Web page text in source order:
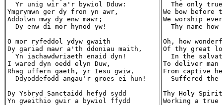
  Yr unig wir a'r bywiol Dduw:
Ymgrymwn ger dy fron yn awr,
Addolwn mwy dy enw mawr;
  Dy enw di mor hynod yw!
O mor ryfeddol ydyw gwaith
Dy gariad mawr a'th ddoniau maith,
  Yn iachawdwriaeth enaid dyn!
I wared dyn oedd elyn Duw,
Rhag uffern gaeth, yr Iesu gwiw,
  Ddyoddefodd angau'r groes ei hun!
Dy Ysbryd Sanctaidd hefyd sydd
Yn gweithio gwir a bywiol ffydd
The only
We bow before
We worship
Thy name how
Oh, how
Of thy great
In the
To deliver man
From captive
Suffered the
Thy Holy
Working a